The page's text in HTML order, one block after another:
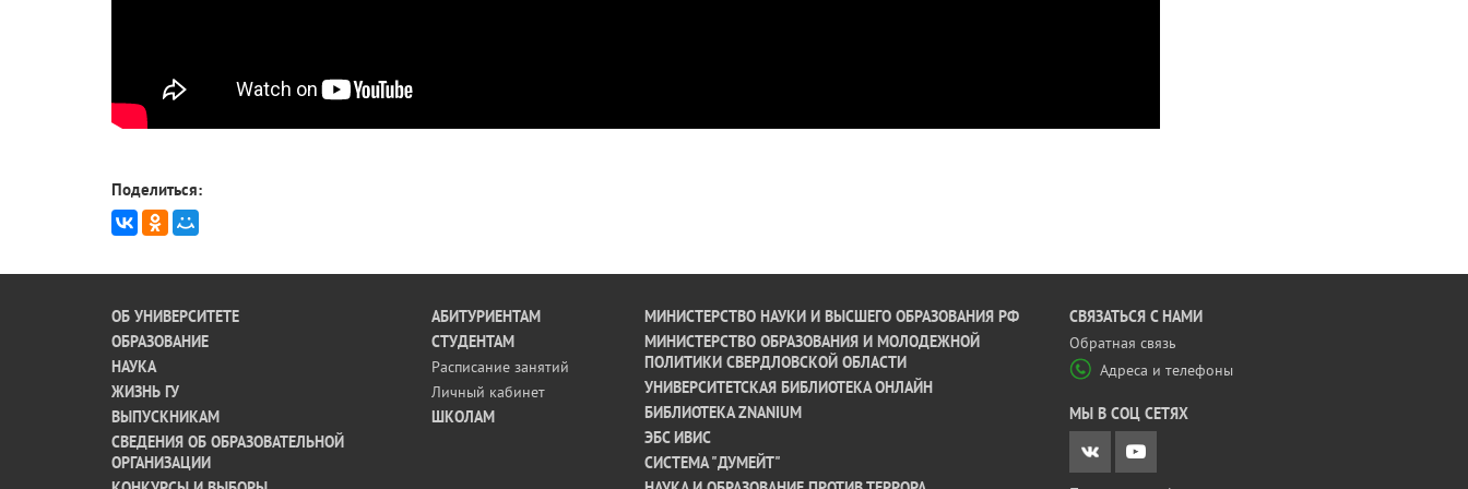
Поделиться:
ОБ УНИВЕРСИТЕТЕ
ОБРАЗОВАНИЕ
НАУКА
ЖИЗНЬ ГУ
ВЫПУСКНИКАМ
СВЕДЕНИЯ ОБ ОБРАЗОВАТЕЛЬНОЙ
ОРГАНИЗАЦИИ
АБИТУРИЕНТАМ
СТУДЕНТАМ
Расписание занятий
Личный кабинет
ШКОЛАМ
МИНИСТЕРСТВО НАУКИ И ВЫСШЕГО ОБРАЗОВАНИЯ РФ
МИНИСТЕРСТВО ОБРАЗОВАНИЯ И МОЛОДЕЖНОЙ
ПОЛИТИКИ СВЕРДЛОВСКОЙ ОБЛАСТИ
УНИВЕРСИТЕТСКАЯ БИБЛИОТЕКА ОНЛАЙН
БИБЛИОТЕКА ZNANIUM
ЭБС ИВИС
СИСТЕМА "ДУМЕЙТ"
CВЯЗАТЬСЯ С НАМИ
Обратная связь
Адреса и телефоны
МЫ В СОЦ СЕТЯХ